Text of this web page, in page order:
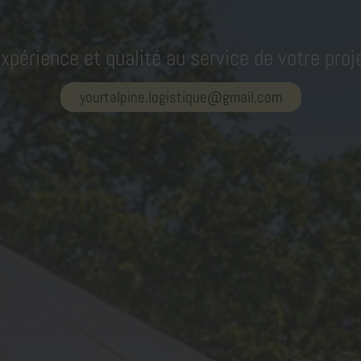
et qualité au service de votre
yourtalpine.logistique@gmail.com